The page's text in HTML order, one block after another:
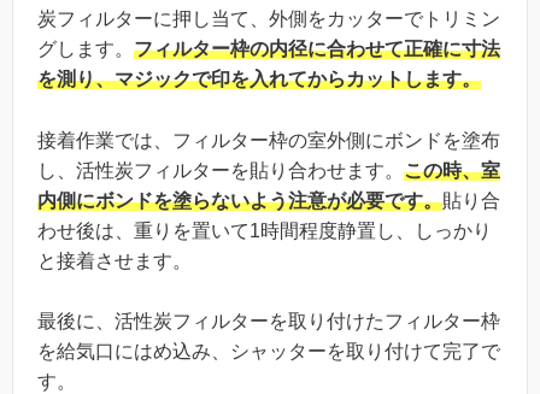
炭フィルターに押し当て、外側をカッターでトリミン
グします。 フィルター枠の内径に合わせて正確に寸法
を測り、マジックで印を入れてからカットします。
接着作業では、フィルター枠の室外側にボンドを塗布
し、活性炭フィルターを貼り合わせます。 この時、室
内側にボンドを塗らないよう注意が必要です。貼り合
わせ後は、重りを置いて1時間程度静置し、しっかり
と接着させます。
最後に、活性炭フィルターを取り付けたフィルター枠
を給気口にはめ込み、シャッターを取り付けて完了で
す。